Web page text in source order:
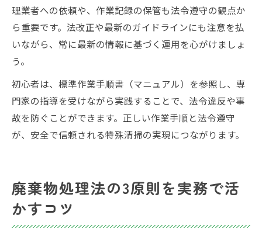
理業者への依頼や、作業記録の保管も法令遵守の観点か
ら重要です。法改正や最新のガイドラインにも注意を払
いながら、常に最新の情報に基づく運用を心がけましょ
う。
初心者は、標準作業手順書（マニュアル）を参照し、専
門家の指導を受けながら実践することで、法令違反や事
故を防ぐことができます。正しい作業手順と法令遵守
が、安全で信頼される特殊清掃の実現につながります。
廃棄物処理法の3原則を実務で活
かすコツ